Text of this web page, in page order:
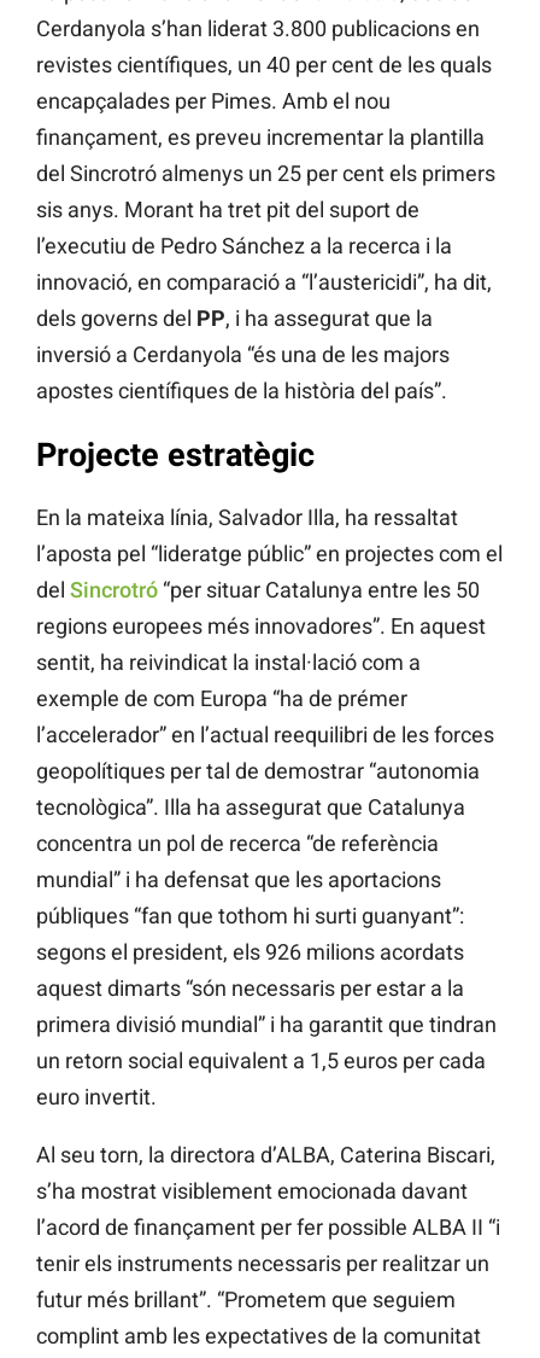
Cerdanyola s’han liderat 3.800 publicacions en
revistes científiques, un 40 per cent de les quals
encapçalades per Pimes. Amb el nou
finançament, es preveu incrementar la plantilla
del Sincrotró almenys un 25 per cent els primers
sis anys. Morant ha tret pit del suport de
l’executiu de Pedro Sánchez a la recerca i la
innovació, en comparació a “l’austericidi”, ha dit,
dels governs del PP, i ha assegurat que la
inversió a Cerdanyola “és una de les majors
apostes científiques de la història del país”.
Projecte estratègic
En la mateixa línia, Salvador Illa, ha ressaltat
l’aposta pel “lideratge públic” en projectes com el
del Sincrotró “per situar Catalunya entre les 50
regions europees més innovadores”. En aquest
sentit, ha reivindicat la instal·lació com a
exemple de com Europa “ha de prémer
l’accelerador” en l’actual reequilibri de les forces
geopolítiques per tal de demostrar “autonomia
tecnològica”. Illa ha assegurat que Catalunya
concentra un pol de recerca “de referència
mundial” i ha defensat que les aportacions
públiques “fan que tothom hi surti guanyant”:
segons el president, els 926 milions acordats
aquest dimarts “són necessaris per estar a la
primera divisió mundial” i ha garantit que tindran
un retorn social equivalent a 1,5 euros per cada
euro invertit.
Al seu torn, la directora d’ALBA, Caterina Biscari,
s’ha mostrat visiblement emocionada davant
l’acord de finançament per fer possible ALBA II “i
tenir els instruments necessaris per realitzar un
futur més brillant”. “Prometem que seguiem
complint amb les expectatives de la comunitat